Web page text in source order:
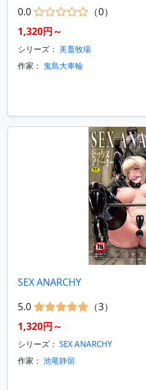
0.0
（0）
1,320円～
シリーズ： 美畜牧場
作家： 鬼島大車輪
SEX ANARCHY
5.0
（3）
1,320円～
シリーズ： SEX ANARCHY
作家： 池竜静留